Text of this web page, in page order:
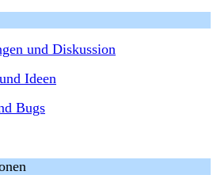
und Diskussion
Ideen
Bugs